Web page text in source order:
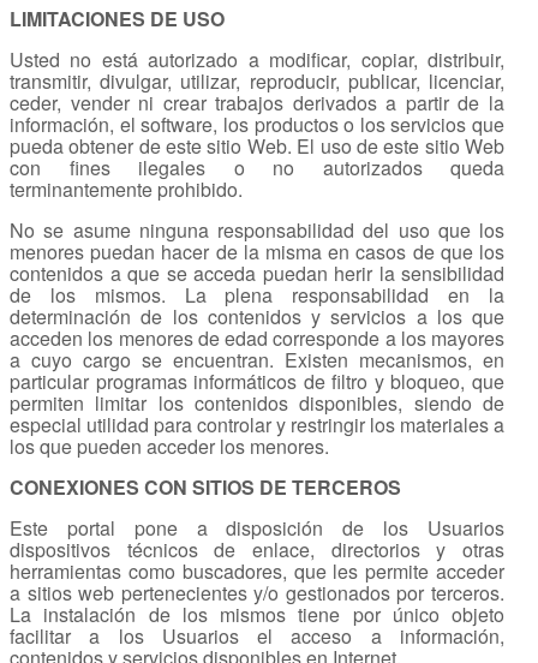
LIMITACIONES DE USO
Usted no está autorizado a modificar, copiar, distribuir,
transmitir, divulgar, utilizar, reproducir, publicar, licenciar,
ceder, vender ni crear trabajos derivados a partir de la
información, el software, los productos o los servicios que
pueda obtener de este sitio Web. El uso de este sitio Web
con fines ilegales o no autorizados queda
terminantemente prohibido.
No se asume ninguna responsabilidad del uso que los
menores puedan hacer de la misma en casos de que los
contenidos a que se acceda puedan herir la sensibilidad
de los mismos. La plena responsabilidad en la
determinación de los contenidos y servicios a los que
acceden los menores de edad corresponde a los mayores
a cuyo cargo se encuentran. Existen mecanismos, en
particular programas informáticos de filtro y bloqueo, que
permiten limitar los contenidos disponibles, siendo de
especial utilidad para controlar y restringir los materiales a
los que pueden acceder los menores.
CONEXIONES CON SITIOS DE TERCEROS
Este portal pone a disposición de los Usuarios
dispositivos técnicos de enlace, directorios y otras
herramientas como buscadores, que les permite acceder
a sitios web pertenecientes y/o gestionados por terceros.
La instalación de los mismos tiene por único objeto
facilitar a los Usuarios el acceso a información,